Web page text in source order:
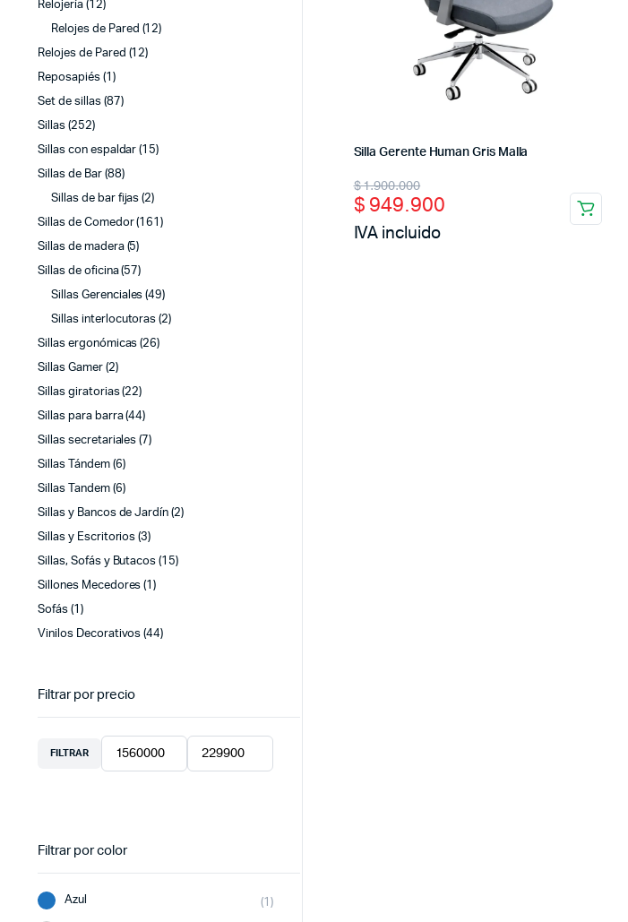
Silla Gerente Human Gris Malla
$1.900.000
Original
price
was:
$ 949.900
Current
price
is:
IVA incluido
Relojería (12)
Relojes de Pared (12)
Relojes de Pared (12)
Reposapiés (1)
Set de sillas (87)
Sillas (252)
Sillas con espaldar (15)
Sillas de Bar (88)
Sillas de bar fijas (2)
Sillas de Comedor (161)
Sillas de madera (5)
Sillas de oficina (57)
Sillas Gerenciales (49)
Sillas interlocutoras (2)
Sillas ergonómicas (26)
Sillas Gamer (2)
Sillas giratorias (22)
Sillas para barra (44)
Sillas secretariales (7)
Sillas Tándem (6)
Sillas Tandem (6)
Sillas y Bancos de Jardín (2)
Sillas y Escritorios (3)
Sillas, Sofás y Butacos (15)
Sillones Mecedores (1)
Sofás (1)
Vinilos Decorativos (44)
Filtrar por precio
FILTRAR
Filtrar por color
Azul (1)